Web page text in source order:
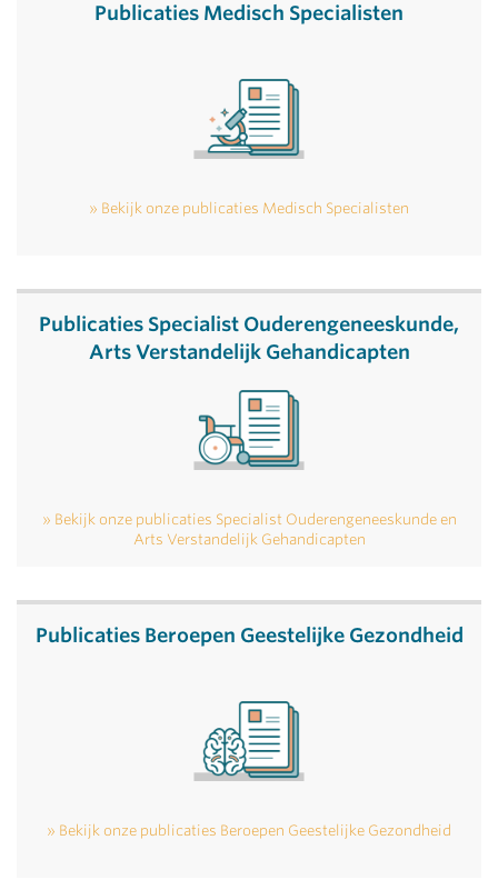
Publicaties Medisch Specialisten
Bekijk onze publicaties Medisch Specialisten
Publicaties Specialist Ouderengeneeskunde,
Arts Verstandelijk Gehandicapten
Bekijk onze publicaties Specialist Ouderengeneeskunde en
Arts Verstandelijk Gehandicapten
Publicaties Beroepen Geestelijke Gezondheid
Bekijk onze publicaties Beroepen Geestelijke Gezondheid